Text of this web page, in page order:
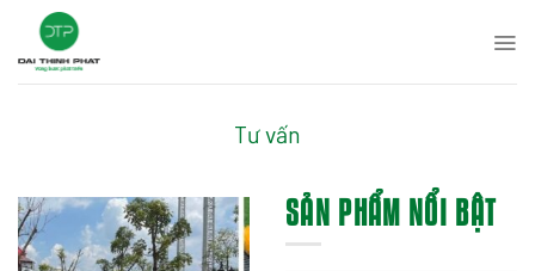
content
Tư vấn
SẢN PHẨM NỔI BẬT